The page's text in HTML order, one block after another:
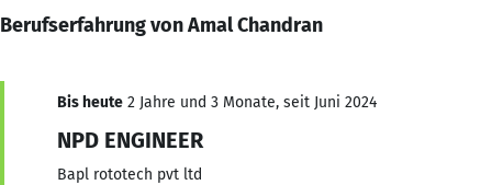
Berufserfahrung von Amal Chandran
Bis heute 2 Jahre und 3 Monate, seit Juni 2024
NPD ENGINEER
Bapl rototech pvt ltd